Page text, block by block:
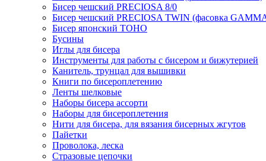
Бисер чешский PRECIOSA 8/0
Бисер чешский PRECIOSA TWIN (фасовка
Бисер японский TOHO
Бусины
Иглы для бисера
Инструменты для работы с бисером и бижутерией
Канитель, трунцал для вышивки
Книги по бисероплетению
Ленты шелковые
Наборы бисера ассорти
Наборы для бисероплетения
Нити для бисера, для вязания бисерных жгутов
Пайетки
Проволока, леска
Стразовые цепочки